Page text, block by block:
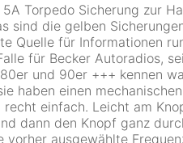
5A Torpedo Sicherung zur
sind die gelben
Quelle für Informationen
für Becker Autoradios, sei
und 90er +++ kennen
haben einen
recht einfach. Leicht am
dann den Knopf ganz
vorher ausgewählte